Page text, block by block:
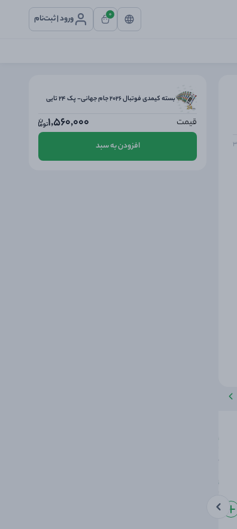
0 ورود | ثبت‌نام
بسته کیمدی فوتبال 2026 جام جهانی- پک 24 تایی
قیمت 1,560,000
افزودن به سبد